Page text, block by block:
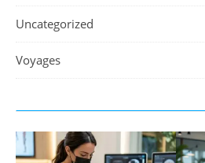
Uncategorized
Voyages